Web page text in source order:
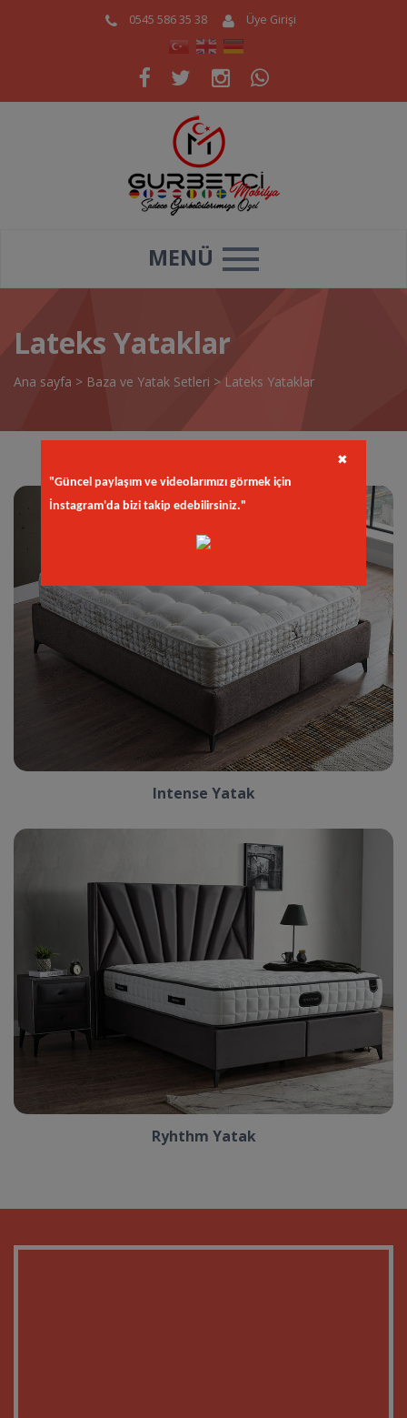
0545 586 35 38 Üye Girişi
MENÜ
Lateks Yataklar
Ana sayfa > Baza ve Yatak Setleri > Lateks Yataklar
Intense Yatak
Ryhthm Yatak
"Güncel paylaşım ve videolarımızı görmek için
İnstagram'da bizi takip edebilirsiniz."
✖